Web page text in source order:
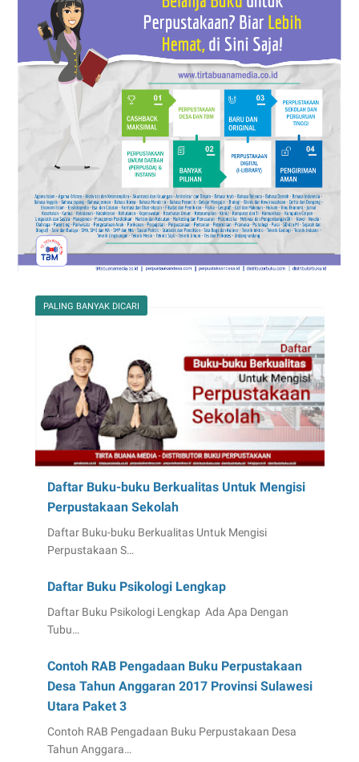
PALING BANYAK DICARI
Daftar Buku-buku Berkualitas Untuk Mengisi
Perpustakaan Sekolah
Daftar Buku-buku Berkualitas Untuk Mengisi
Perpustakaan S…
Daftar Buku Psikologi Lengkap
Daftar Buku Psikologi Lengkap Ada Apa Dengan
Tubu…
Contoh RAB Pengadaan Buku Perpustakaan
Desa Tahun Anggaran 2017 Provinsi Sulawesi
Utara Paket 3
Contoh RAB Pengadaan Buku Perpustakaan Desa
Tahun Anggara…